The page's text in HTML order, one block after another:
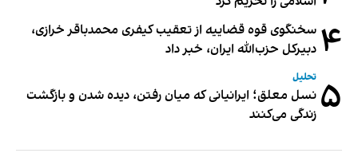
۴ سخنگوی قوه قضاییه از تعقیب کیفری محمدباقر خرازی،
دبیر‌کل حزب‌الله ایران، خبر داد
۵ تحلیل
نسل معلق؛ ایرانیانی که میان رفتن، دیده شدن و بازگشت
زندگی می‌کنند